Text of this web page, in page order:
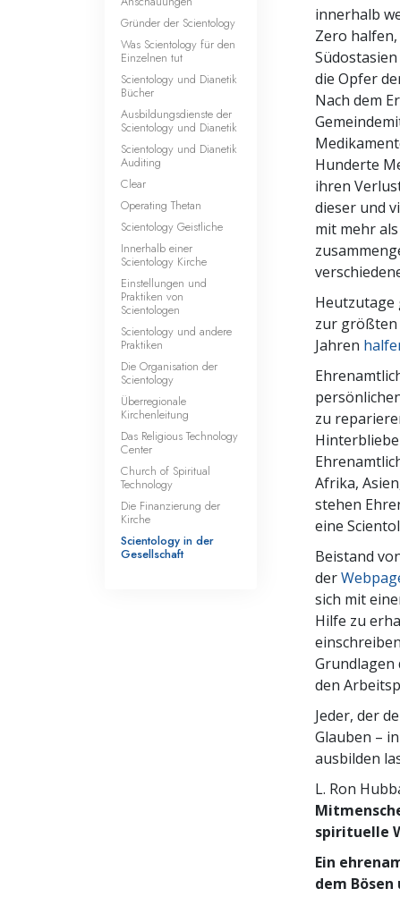
innerhalb
Zero
die Opfer
Nach dem
Hunderte
ihren
dieser und
mit mehr
Heutzutage
zur größten
Jahren
zu
Afrika,
stehen
eine
Beistand
der
sich mit
Hilfe zu
den
Jeder, der
Glauben –
ausbilden
L. Ron
spirituelle
Ein
dem
Gründer der Scientology
Was Scientology für den
Einzelnen tut
Scientology und Dianetik
Bücher
Ausbildungsdienste der
Scientology und Dianetik
Scientology und Dianetik
Auditing
Clear
Operating Thetan
Scientology Geistliche
Innerhalb einer
Scientology Kirche
Einstellungen und
Praktiken von
Scientologen
Scientology und andere
Praktiken
Die Organisation der
Scientology
Überregionale
Kirchenleitung
Das Religious Technology
Center
Church of Spiritual
Technology
Die Finanzierung der
Kirche
Scientology in der
Gesellschaft